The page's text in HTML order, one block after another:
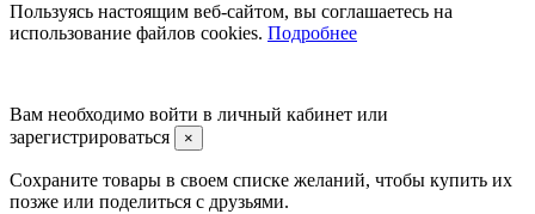
Пользуясь настоящим веб-сайтом, вы соглашаетесь на
использование файлов cookies. Подробнее
Вам необходимо войти в личный кабинет или
зарегистрироваться
×
Сохраните товары в своем списке желаний, чтобы купить их
позже или поделиться с друзьями.